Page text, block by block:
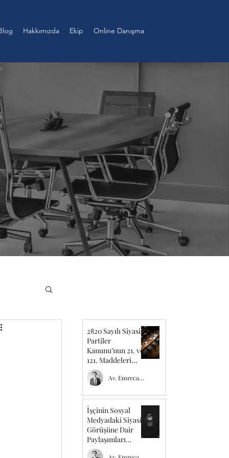
Hakkımızda Ekip Online Danışma
2820 Sayılı Siyasi
Partiler
Kanunu’nun 21. ve
121. Maddeleri
Üzerine
Av. Emrecan TEMEL
İşçinin Sosyal
Medyadaki Siyasi
Görüşüne Dair
Paylaşımları
Sebebiyle İş